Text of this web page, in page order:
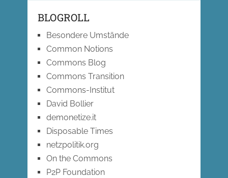
BLOGROLL
Besondere Umstände
Common Notions
Commons Blog
Commons Transition
Commons-Institut
David Bollier
demonetize.it
Disposable Times
netzpolitik.org
On the Commons
P2P Foundation